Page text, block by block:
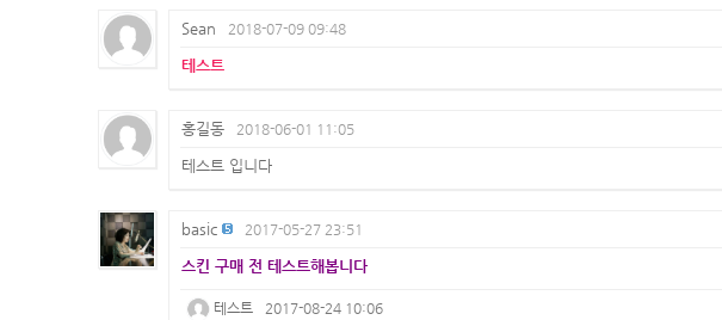
Sean 2018-07-09 09:48
테스트
홍길동 2018-06-01 11:05
테스트 입니다
basic 2017-05-27 23:51
스킨 구매 전 테스트해봅니다
테스트 2017-08-24 10:06